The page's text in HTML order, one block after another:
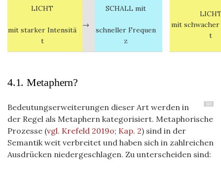
LICHT
mit starker Intensitä
t
→
SCHALL mit
schneller Frequen
z
mit schwacher
t
4.1. Metaphern?
30
Bedeutungserweiterungen dieser Art werden in
der Regel als Metaphern kategorisiert. Metaphorische
Prozesse (vgl. Krefeld 2019o; Kap. 2) sind in der
Semantik weit verbreitet und haben sich in zahlreichen
Ausdrücken niedergeschlagen. Zu unterscheiden sind: